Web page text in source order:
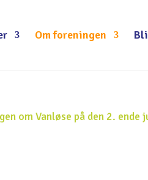
Om foreningen
om Vanløse på den 2. ende